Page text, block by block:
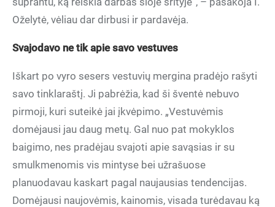
Oželytė, vėliau dar dirbusi ir pardavėja.
Svajodavo ne tik apie savo vestuves
Iškart po vyro sesers vestuvių mergina pradėjo rašyti
savo tinklaraštį. Ji pabrėžia, kad ši šventė nebuvo
pirmoji, kuri suteikė jai įkvėpimo. „Vestuvėmis
domėjausi jau daug metų. Gal nuo pat mokyklos
baigimo, nes pradėjau svajoti apie savąsias ir su
smulkmenomis vis mintyse bei užrašuose
planuodavau kaskart pagal naujausias tendencijas.
Domėjausi naujovėmis, kainomis, visada turėdavau ką